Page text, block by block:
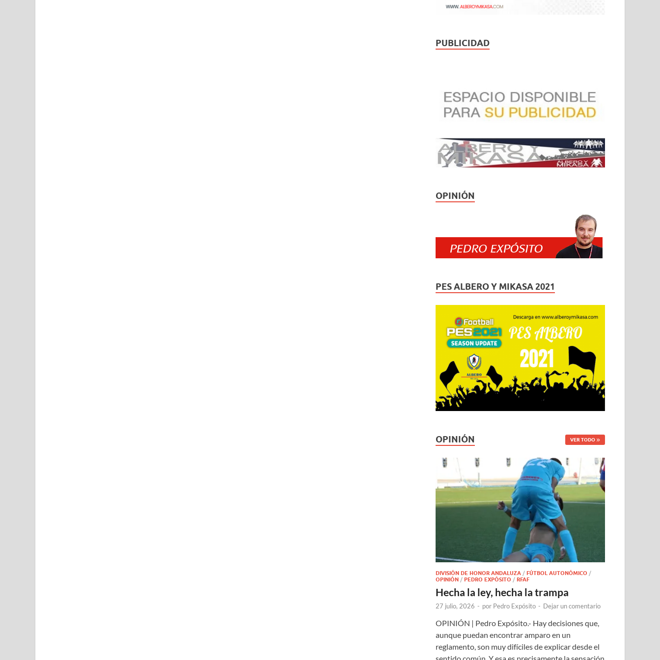
PUBLICIDAD
OPINIÓN
PES ALBERO Y MIKASA 2021
OPINIÓN VER TODO
DIVISIÓN DE HONOR ANDALUZA /FÚTBOL AUTONÓMICO /
OPINIÓN /PEDRO EXPÓSITO /RFAF
Hecha la ley, hecha la trampa
27 julio, 2026 - por Pedro Expósito - Dejar un comentario
OPINIÓN | Pedro Expósito.- Hay decisiones que,
aunque puedan encontrar amparo en un
reglamento, son muy difíciles de explicar desde el
sentido común. Y esa es precisamente la sensación